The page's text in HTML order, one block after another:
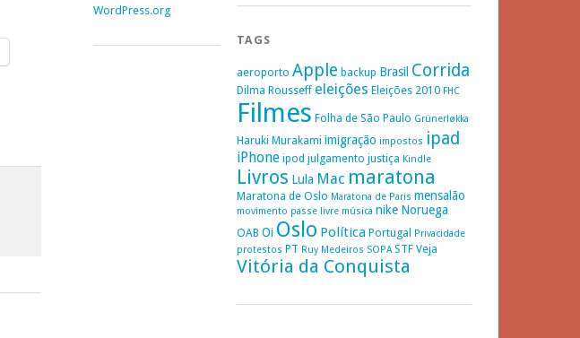
WordPress.org
TAGS
aeroporto Apple backup Brasil Corrida
Dilma Rousseff eleições Eleições 2010 FHC
Filmes Folha de São Paulo Grünerløkka
Haruki Murakami imigração impostos ipad
iPhone ipod julgamento justiça Kindle
Livros Lula Mac maratona
Maratona de Oslo Maratona de Paris mensalão
movimento passe livre música nike Noruega
OAB Oi Oslo Política Portugal
Privacidade
protestos PT Ruy Medeiros SOPA STF Veja
Vitória da Conquista